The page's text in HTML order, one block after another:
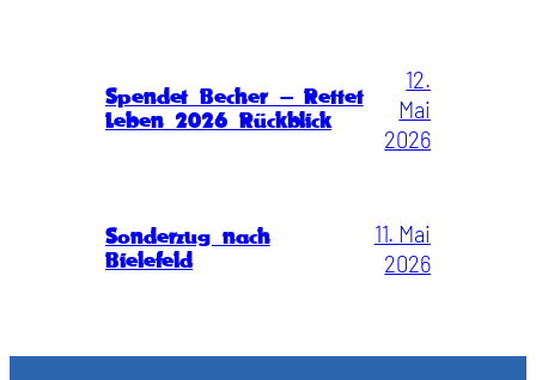
Spendet Becher – Rettet
Leben 2026 Rückblick
12.
Mai
2026
Sonderzug nach
Bielefeld
11. Mai
2026